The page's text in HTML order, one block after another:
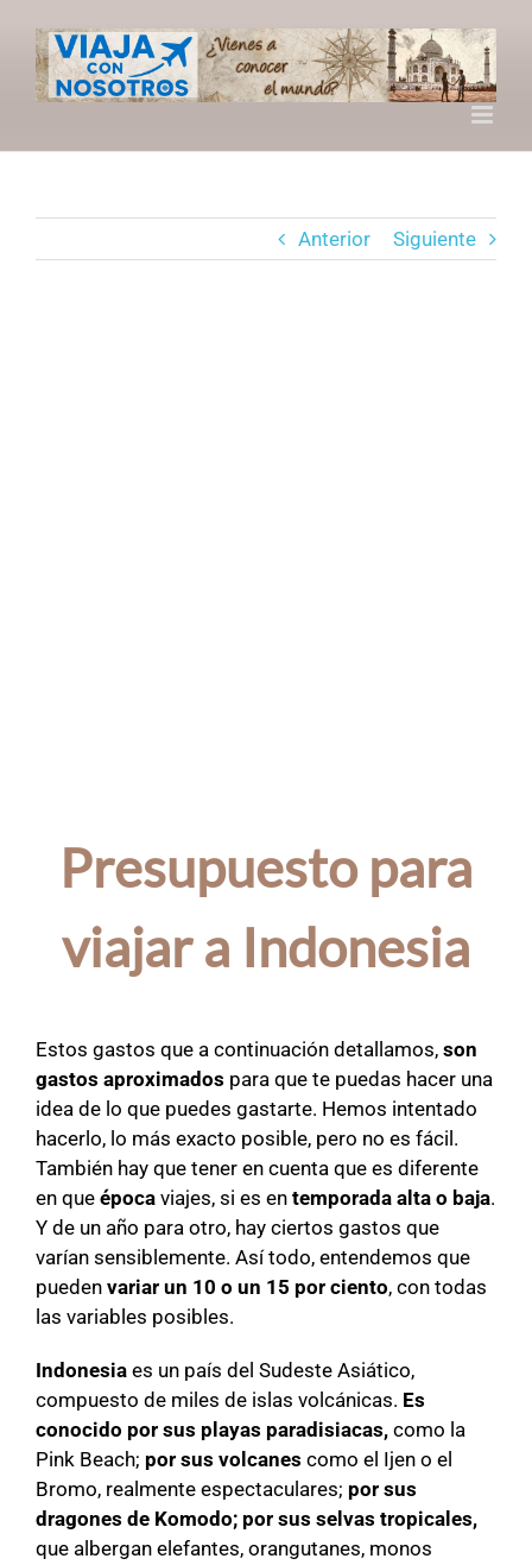
contenido
Anterior Siguiente
Presupuesto para
viajar a Indonesia
Estos gastos que a continuación detallamos, son
gastos aproximados para que te puedas hacer una
idea de lo que puedes gastarte. Hemos intentado
hacerlo, lo más exacto posible, pero no es fácil.
También hay que tener en cuenta que es diferente
en que época viajes, si es en temporada alta o baja.
Y de un año para otro, hay ciertos gastos que
varían sensiblemente. Así todo, entendemos que
pueden variar un 10 o un 15 por ciento, con todas
las variables posibles.
Indonesia es un país del Sudeste Asiático,
compuesto de miles de islas volcánicas. Es
conocido por sus playas paradisiacas, como la
Pink Beach; por sus volcanes como el Ijen o el
Bromo, realmente espectaculares; por sus
dragones de Komodo; por sus selvas tropicales,
que albergan elefantes, orangutanes, monos